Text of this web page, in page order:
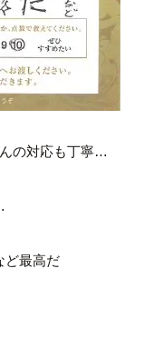
の対応も丁寧…
ど最高だ